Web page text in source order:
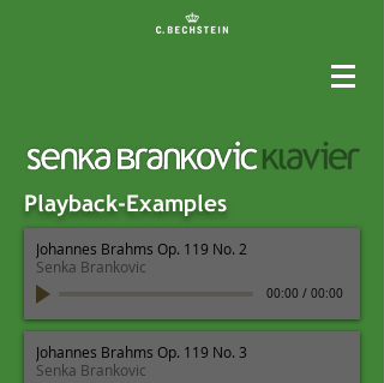
Playback-Examples
Johannes Brahms Op. 119 No. 2
Senka Brankovic
00:00 / 00:00
Johannes Brahms Op. 119 No. 3
Senka Brankovic